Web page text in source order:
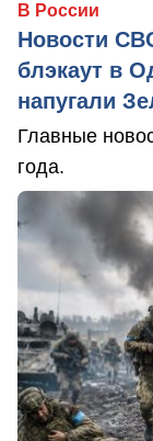
В России
Новости
блэкаут в
напугали
Главные
года.